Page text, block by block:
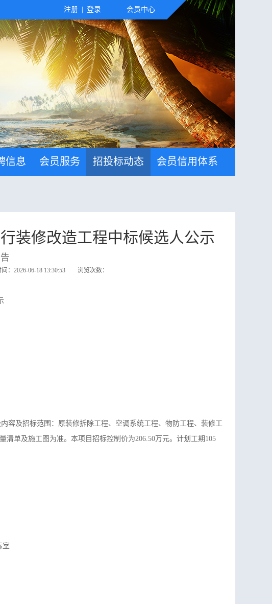
注册 登录 会员中心
信息 会员服务 招投标动态 会员信用体系
装修改造工程中标候选人公示
：2026-06-18 13:30:53 浏览次数：
容及招标范围：原装修拆除工程、空调系统工程、物防工程、装修工
单及施工图为准。本项目招标控制价为206.50万元。计划工期105
室